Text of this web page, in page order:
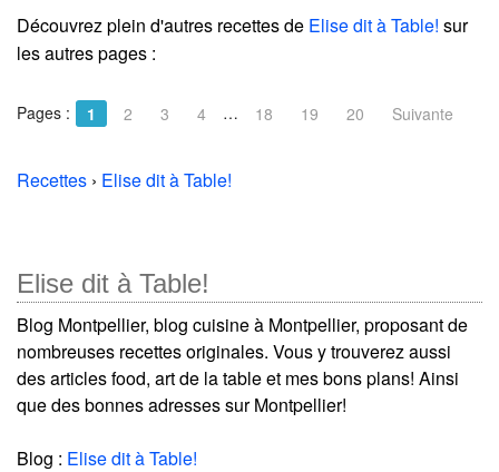
Découvrez plein d'autres recettes de Elise dit à Table! sur
les autres pages :
Pages : 1 2 3 4 … 18 19 20 Suivante
Recettes › Elise dit à Table!
Elise dit à Table!
Blog Montpellier, blog cuisine à Montpellier, proposant de
nombreuses recettes originales. Vous y trouverez aussi
des articles food, art de la table et mes bons plans! Ainsi
que des bonnes adresses sur Montpellier!
Blog : Elise dit à Table!